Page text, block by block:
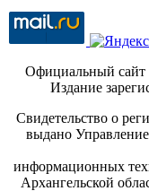
Официальный
Издание
Свидетельство о
выдано
информационных
Архангельской